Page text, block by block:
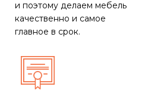
и поэтому делаем мебель
качественно и самое
главное в срок.